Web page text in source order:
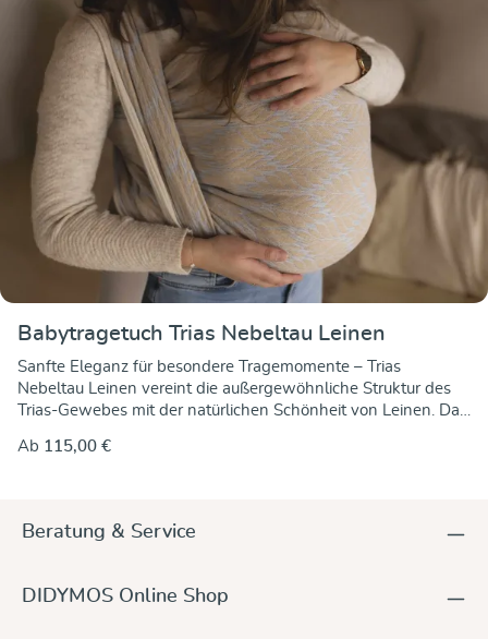
Babytragetuch Trias Nebeltau Leinen
Sanfte Eleganz für besondere Tragemomente – Trias
Nebeltau Leinen vereint die außergewöhnliche Struktur des
Trias-Gewebes mit der natürlichen Schönheit von Leinen. Das
die Landschaft legt, während das Material mit seiner
Webtechnik mit drei Schussgarnen offenbart das Tuch auf
hoher Webkunst.
Ab 115,00 €
Beratung & Service
DIDYMOS Online Shop